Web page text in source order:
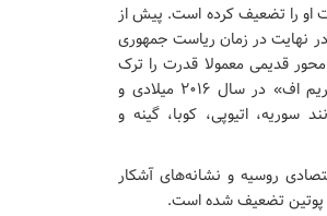
او را تضعیف کرده است. پیش از
نهایت در زمان ریاست جمهوری
قدیمی معمولا قدرت را ترک
کرده‌اند همان طور که در ازبکستان و ترکمنستان به ترتیب با فوت «اسلام کریم اف» در سال ۲۰۱۶ میلادی و
نقاطی مانند سوریه، اتیوپی، کوبا، گینه و
روسیه و نشانه‌های آشکار
پوتین تضعیف شده است.